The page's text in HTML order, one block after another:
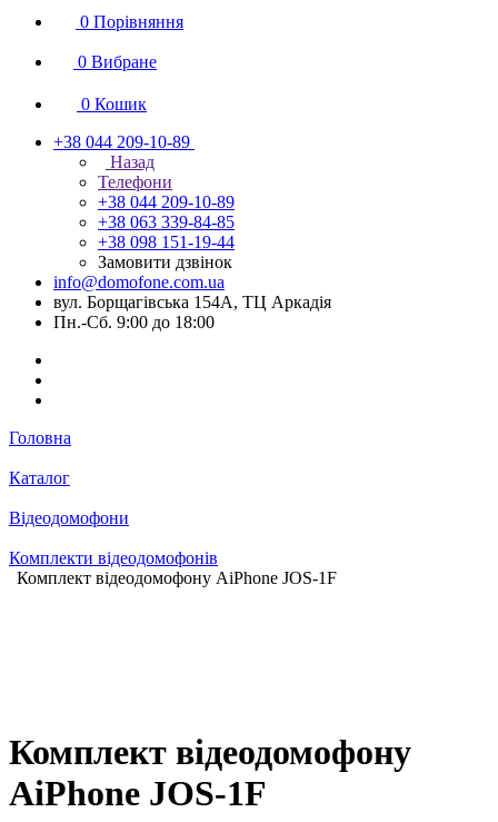
0 Порівняння
0 Вибране
0 Кошик
+38 044 209-10-89
Назад
Телефони
+38 044 209-10-89
+38 063 339-84-85
+38 098 151-19-44
Замовити дзвінок
info@domofone.com.ua
вул. Борщагівська 154А, ТЦ Аркадія
Пн.-Сб. 9:00 до 18:00
Головна
Каталог
Відеодомофони
Комплекти відеодомофонів
Комплект відеодомофону AiPhone JOS-1F
Комплект відеодомофону
AiPhone JOS-1F